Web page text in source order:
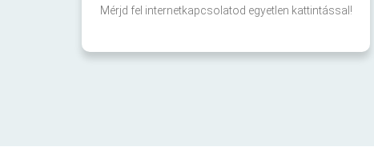
Mérjd fel internetkapcsolatod egyetlen kattintással!